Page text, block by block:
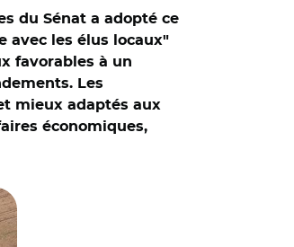
du Sénat a adopté ce
avec les élus locaux"
favorables à un
Les
mieux adaptés aux
économiques,